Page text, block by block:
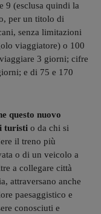
9 (esclusa quindi la
per un titolo di
senza limitazioni
viaggiatore) o 100
3 giorni; cifre
e di 75 e 170
questo nuovo
turisti o da chi si
il treno più
o di un veicolo a
a collegare città
attraversano anche
paesaggistico e
conosciuti e